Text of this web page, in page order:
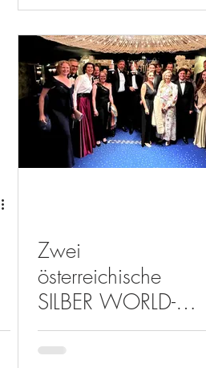
Zwei
österreichische
SILBER WORLD-
PRIX-GEWINNER
2022